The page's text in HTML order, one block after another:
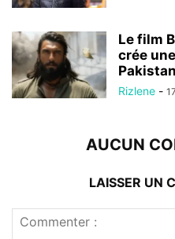
Le film
crée
Rizlene -
AUCUN
LAISSER UN